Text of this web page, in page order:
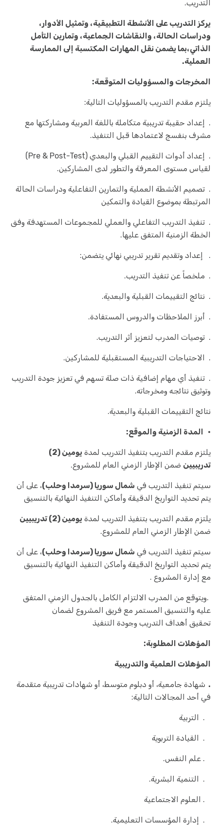
التدريب.
يركز التدريب على الأنشطة التطبيقية، وتمثيل الأدوار،
ودراسات الحالة، والنقاشات الجماعية، وتمارين التأمل
الذاتي،بما يضمن نقل المهارات المكتسبة إلى الممارسة
العملية.
المخرجات والمسؤوليات المتوقعة:
يلتزم مقدم التدريب بالمسؤوليات التالية:
. إعداد حقيبة تدريبية متكاملة باللغة العربية ومشاركتها مع
مشرف بنفسج لاعتمادها قبل التنفيذ.
. إعداد أدوات التقييم القبلي والبعدي (Pre & Post-Test)
لقياس مستوى المعرفة والتطور لدى المشاركين.
. تصميم الأنشطة العملية والتمارين التفاعلية ودراسات الحالة
المرتبطة بموضوع القيادة والتمكين
. تنفيذ التدريب التفاعلي والعملي للمجموعات المستهدفة وفق
الخطة الزمنية المتفق عليها.
. إعداد وتقديم تقرير تدريبي نهائي يتضمن:
. ملخصاً عن تنفيذ التدريب.
. نتائج التقييمات القبلية والبعدية.
. أبرز الملاحظات والدروس المستفادة.
. توصيات المدرب لتعزيز أثر التدريب.
. الاحتياجات التدريبية المستقبلية للمشاركين.
. تنفيذ أي مهام إضافية ذات صلة تسهم في تعزيز جودة التدريب
وتوثيق نتائجه ومخرجاته.
نتائج التقييمات القبلية والبعدية.
· المدة الزمنية والموقع:
يلتزم مقدم التدريب بتنفيذ التدريب لمدة
يومين (2)
تدريبيين ضمن الإطار الزمني العام للمشروع.
سيتم تنفيذ التدريب في شمال سوريا (سرمدا وحلب)، على أن
يتم تحديد التواريخ الدقيقة وأماكن التنفيذ النهائية بالتنسيق
يلتزم مقدم التدريب بتنفيذ التدريب لمدة يومين (2) تدريبيين
ضمن الإطار الزمني العام للمشروع.
سيتم تنفيذ التدريب في شمال سوريا (سرمدا وحلب)، على أن
يتم تحديد التواريخ الدقيقة وأماكن التنفيذ النهائية بالتنسيق
مع إدارة المشروع .
.ويتوقع من المدرب الالتزام الكامل بالجدول الزمني المتفق
عليه والتنسيق المستمر مع فريق المشروع لضمان
تحقيق أهداف التدريب وجودة التنفيذ
المؤهلات المطلوبة:
المؤهلات العلمية والتدريبية
. شهادة جامعية، أو دبلوم متوسط، أو شهادات تدريبية متقدمة
في أحد المجالات التالية:
. التربية
. القيادة التربوية
. علم النفس.
. التنمية البشرية.
. العلوم الاجتماعية
. إدارة المؤسسات التعليمية.